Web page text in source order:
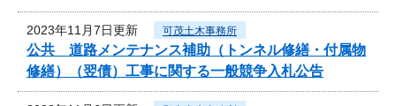
2023年11月7日更新 可茂土木事務所
公共 道路メンテナンス補助（トンネル修繕・付属物
修繕）（翌債）工事に関する一般競争入札公告